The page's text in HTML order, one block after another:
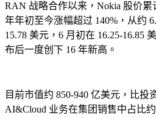
RAN 战略合作以来，Nokia 股价累
年年初至今涨幅超过 140%，从约
15.78 美元，6 月初在 16.25-16.85
布后一度创下 16 年新高。
目前市值约 850-940 亿美元，比投
AI&Cloud 业务在集团销售中占比